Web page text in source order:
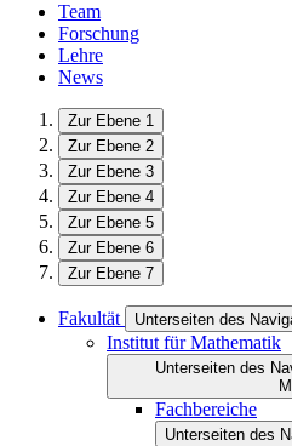
Team
Forschung
Lehre
News
Zur Ebene 1
Zur Ebene 2
Zur Ebene 3
Zur Ebene 4
Zur Ebene 5
Zur Ebene 6
Zur Ebene 7
Fakultät Unterseiten des
Institut für Mathematik
Unterseiten des
Fachbereiche
Unterseiten des